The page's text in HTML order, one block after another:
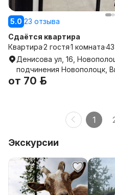
5.0 23 отзыва
Сдаётся квартира
Квартира2 гостя1 комната
Денисова ул, 16,
подчинения Новополоцк,
от 70 р.
1
Экскурсии